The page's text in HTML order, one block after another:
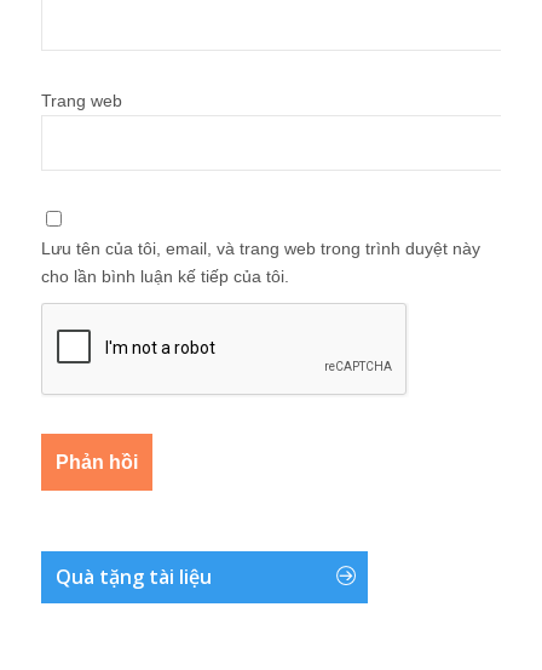
Trang web
Lưu tên của tôi, email, và trang web trong trình duyệt này
cho lần bình luận kế tiếp của tôi.
Quà tặng tài liệu